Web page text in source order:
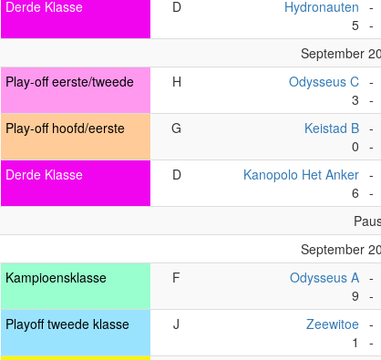
Derde Klasse D
Hydronauten
5
-
-
September
Play-off eerste/tweede H
Odysseus C
3
-
-
Play-off hoofd/eerste G
Keistad B
0
-
-
Derde Klasse D
Kanopolo Het Anker
6
-
-
September
Kampioensklasse F
Odysseus A
9
-
-
Playoff tweede klasse J
Zeewitoe
1
-
-